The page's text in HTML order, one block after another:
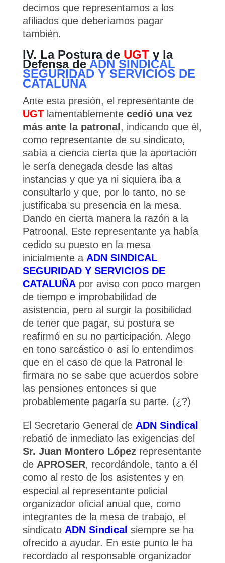
decimos que representamos a los
afiliados que deberíamos pagar
también.
IV. La Postura de UGTy la
Defensa de ADN SINDICAL
SEGURIDAD Y SERVICIOS DE
CATALUÑA
Ante esta presión, el representante de
UGT lamentablemente cedió una vez
más ante la patronal , indicando que él,
como representante de su sindicato,
sabía a ciencia cierta que la aportación
le sería denegada desde las altas
instancias y que ya ni siquiera iba a
consultarlo y que, por lo tanto, no se
justificaba su presencia en la mesa.
Dando en cierta manera la razón a la
Patroonal. Este representante ya había
cedido su puesto en la mesa
inicialmente a ADN SINDICAL
SEGURIDAD Y SERVICIOS DE
CATALUÑApor aviso con poco margen
de tiempo e improbabilidad de
asistencia, pero al surgir la posibilidad
de tener que pagar, su postura se
reafirmó en su no participación. Alego
en tono sarcástico o asi lo entendimos
que en el caso de que la Patronal le
firmara no se sabe que acuerdos sobre
las pensiones entonces si que
probablemente pagaría su parte. (¿?)
El Secretario General de ADN Sindical
rebatió de inmediato las exigencias del
Sr. Juan Montero Lópezrepresentante
de APROSER, recordándole, tanto a él
como al resto de los asistentes y en
especial al representante policial
organizador oficial anual que, como
integrantes de la mesa de trabajo, el
sindicato ADN Sindical siempre se ha
ofrecido a ayudar. En este punto le ha
recordado al responsable organizador